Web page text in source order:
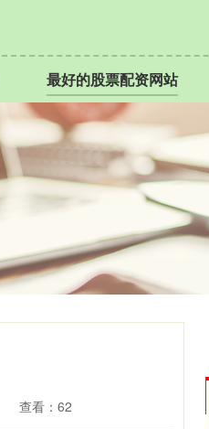
最好的股票配资网站
查看：62